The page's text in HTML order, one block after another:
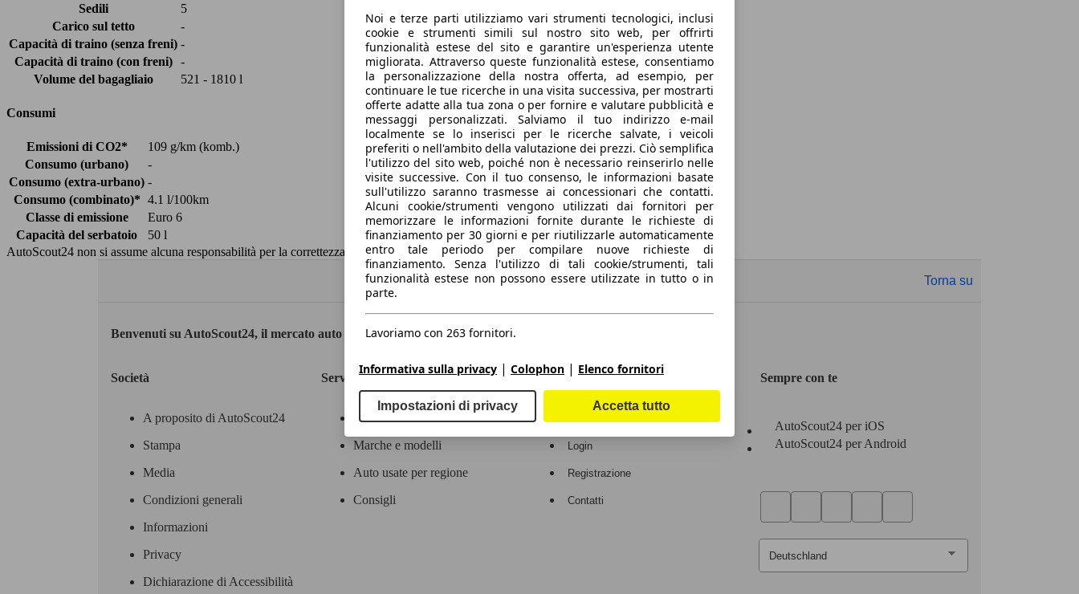
Sedili
5
Carico sul tetto
-
Capacità di traino (senza freni) -
Capacità di traino (con freni)
-
Volume del bagagliaio
521 - 1810 l
Consumi
Emissioni di CO2*
109 g/km (komb.)
Consumo (urbano)
-
Consumo (extra-urbano) -
Consumo (combinato)* 4.1 l/100km
Classe di emissione
Euro 6
Capacità del serbatoio
50 l
AutoScout24 non si assume alcuna responsabilità per la correttezza dei dati.
Torna su
Benvenuti su AutoScout24, il mercato auto europeo.
Società
A proposito di AutoScout24
Stampa
Media
Condizioni generali
Informazioni
Privacy
Dichiarazione di Accessibilità
Servizi
Contatti
Marche e modelli
Auto usate per regione
Consigli
Area rivenditori
Login
Registrazione
Contatti
Sempre con te
AutoScout24 per iOS
AutoScout24 per Android
Noi e terze parti utilizziamo vari strumenti tecnologici, inclusi
cookie e strumenti simili sul nostro sito web, per offrirti
funzionalità estese del sito e garantire un'esperienza utente
migliorata. Attraverso queste funzionalità estese, consentiamo
la personalizzazione della nostra offerta, ad esempio, per
continuare le tue ricerche in una visita successiva, per mostrarti
offerte adatte alla tua zona o per fornire e valutare pubblicità e
messaggi personalizzati. Salviamo il tuo indirizzo e-mail
localmente se lo inserisci per le ricerche salvate, i veicoli
preferiti o nell'ambito della valutazione dei prezzi. Ciò semplifica
l'utilizzo del sito web, poiché non è necessario reinserirlo nelle
visite successive. Con il tuo consenso, le informazioni basate
sull'utilizzo saranno trasmesse ai concessionari che contatti.
Alcuni cookie/strumenti vengono utilizzati dai fornitori per
memorizzare le informazioni fornite durante le richieste di
finanziamento per 30 giorni e per riutilizzarle automaticamente
entro tale periodo per compilare nuove richieste di
finanziamento. Senza l'utilizzo di tali cookie/strumenti, tali
funzionalità estese non possono essere utilizzate in tutto o in
parte.
Lavoriamo con 263 fornitori.
Informativa sulla privacy | Colophon | Elenco fornitori
Impostazioni di privacy Accetta tutto